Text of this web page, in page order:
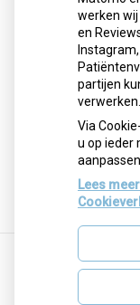
U heeft
werken
en
partijen
verwerken.
Via
u op ieder
aanpassen.
Lees